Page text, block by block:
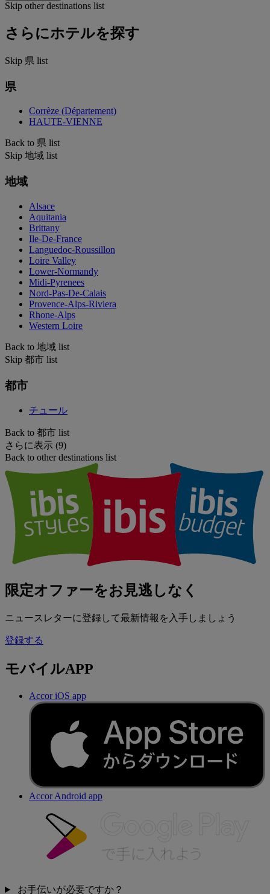
Skip other destinations list
さらにホテルを探す
Skip 県 list
県
Corrèze (Département)
HAUTE-VIENNE
Back to 県 list
Skip 地域 list
地域
Alsace
Aquitania
Brittany
Ile-De-France
Languedoc-Roussillon
Loire Valley
Lower-Normandy
Midi-Pyrenees
Nord-Pas-De-Calais
Provence-Alps-Riviera
Rhone-Alps
Western Loire
Back to 地域 list
Skip 都市 list
都市
チュール
Back to 都市 list
さらに表示 (9)
Back to other destinations list
限定オファーをお見逃しなく
ニュースレターに登録して最新情報を入手しましょう
登録する
モバイルAPP
Accor iOS app
Accor Android app
お手伝いが必要ですか？